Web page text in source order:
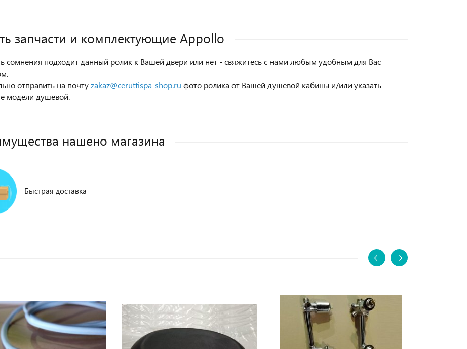
запчасти и комплектующие Appollo
сомнения подходит данный ролик к Вашей двери или нет - свяжитесь с нами любым удобным для Вас
отправить на почтуzakaz@ceruttispa-shop.ru фото ролика от Вашей душевой кабины и/или указать
модели душевой.
нашено магазина
Быстрая доставка